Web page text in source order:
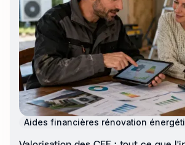
Aides financières rénovation